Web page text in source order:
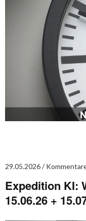
29.05.2026
Expedition KI:
15.06.26 +